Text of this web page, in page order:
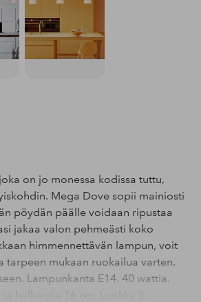
on jo monessa kodissa tuttu,
Mega Dove sopii mainiosti
pöydän päälle voidaan ripustaa
jakaa valon pehmeästi koko
himmennettävän lampun, voit
tarpeen mukaan ruokailua varten.
Lampunkanta E14. 40 wattia.
halkaisija 16 cm. Luokka II.